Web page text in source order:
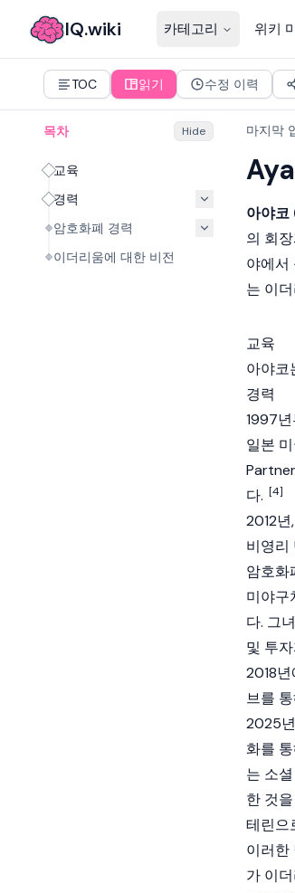
IQ.wiki 카테고리 위키
TOC 읽기 수정 이력
목차 Hide
교육
경력
암호화폐 경력
이더리움에 대한 비전
마지막
아야코
의 회
야에서
는 이
교육
아야코
경력
1997
일본
다. [4]
2012
비영리
암호화
미야구
다. 그
및 투
2018년
브를
2025
화를
는 소
한 것
테린으
이러한
가 이